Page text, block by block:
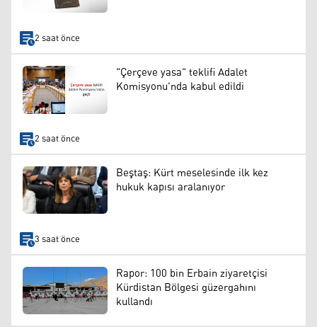
2 saat önce
"Çerçeve yasa" teklifi Adalet
Komisyonu'nda kabul edildi
2 saat önce
Beştaş: Kürt meselesinde ilk kez
hukuk kapısı aralanıyor
3 saat önce
Rapor: 100 bin Erbain ziyaretçisi
Kürdistan Bölgesi güzergahını
kullandı